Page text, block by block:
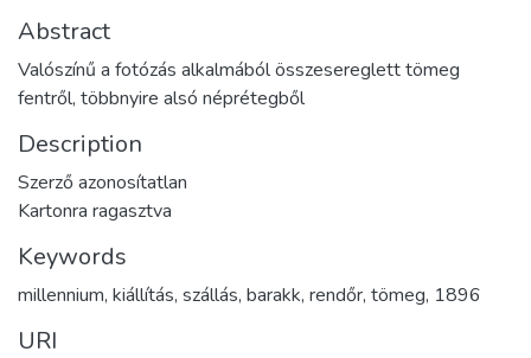
Abstract
Valószínű a fotózás alkalmából összesereglett tömeg
fentről, többnyire alsó néprétegből
Description
Szerző azonosítatlan
Kartonra ragasztva
Keywords
millennium, kiállítás, szállás, barakk, rendőr, tömeg, 1896
URI